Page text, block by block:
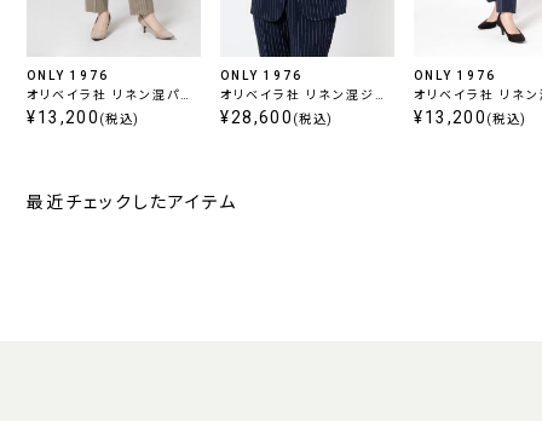
ONLY 1976
オリベイラ社 リネン混パン
ツ ベージュストライプ
¥13,200 (税込)
ONLY 1976
オリベイラ社 リネン混ジャ
ケット ネイビーストライプ
¥28,600 (税込)
ONLY 1976
オリベイラ社 リネ
ツ ネイビーストライ
¥13,200 (税込)
最近チェックしたアイテム